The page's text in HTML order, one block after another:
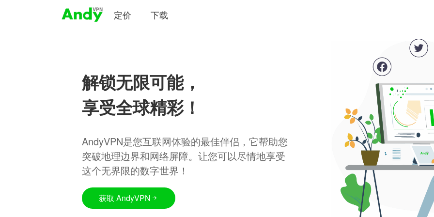
定价 下载
解锁无限可能，
享受全球精彩！
AndyVPN是您互联网体验的最佳伴侣，它帮助您
突破地理边界和网络屏障。让您可以尽情地享受
这个无界限的数字世界！
获取 AndyVPN